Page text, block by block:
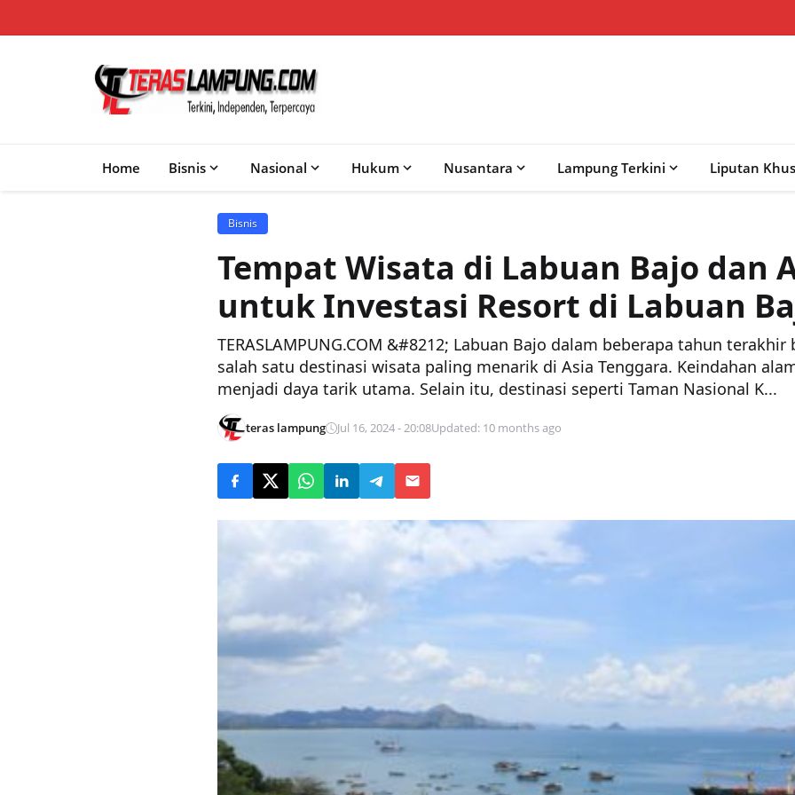
Home Bisnis Nasional Hukum Nusantara Lampung Terkini Liputan
Bisnis
Tempat Wisata di Labuan Bajo dan
untuk Investasi Resort di Labuan
TERASLAMPUNG.COM &#8212; Labuan Bajo dalam beberapa tahun
salah satu destinasi wisata paling menarik di Asia Tenggara. Keindahan
menjadi daya tarik utama. Selain itu, destinasi seperti Taman Nasional K...
teras lampung Jul 16, 2024 - 20:08Updated: 10 months ago